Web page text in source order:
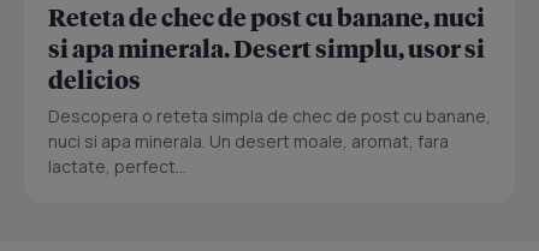
Reteta de chec de post cu banane, nuci
si apa minerala. Desert simplu, usor si
delicios
Descopera o reteta simpla de chec de post cu banane,
nuci si apa minerala. Un desert moale, aromat, fara
lactate, perfect...